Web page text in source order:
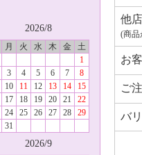
2026/8
月 火 水 木 金
土
1
3 4 5 6 7
8
10 11 12 13 14
15
17 18 19 20 21
22
24 25 26 27 28
29
31
2026/9
他
(商品
お
ご
バ